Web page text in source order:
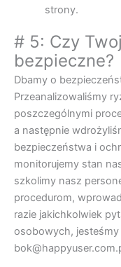
strony.
# 5: Czy
bezpieczne?
Dbamy o
Przeanalizowaliśmy
poszczególnymi
a następnie
bezpieczeństwa i
monitorujemy stan
szkolimy nasz
procedurom,
razie jakichkolwiek
osobowych,